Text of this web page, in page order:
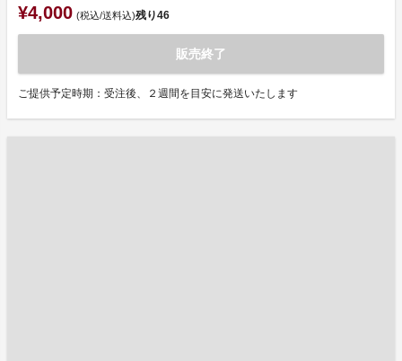
¥4,000 (税込/送料込)残り46
販売終了
ご提供予定時期：受注後、２週間を目安に発送いたします